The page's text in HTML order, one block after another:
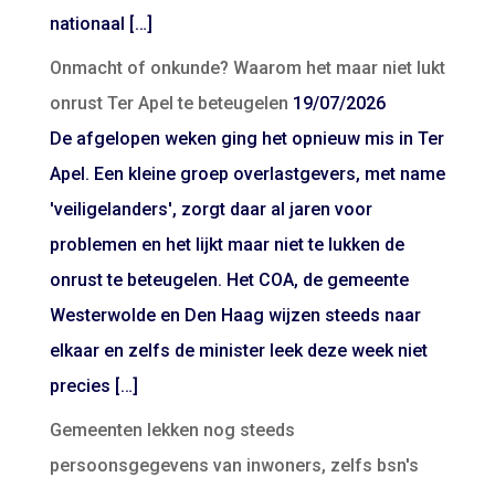
nationaal […]
Onmacht of onkunde? Waarom het maar niet lukt
onrust Ter Apel te beteugelen 19/07/2026
De afgelopen weken ging het opnieuw mis in Ter
Apel. Een kleine groep overlastgevers, met name
'veiligelanders', zorgt daar al jaren voor
problemen en het lijkt maar niet te lukken de
onrust te beteugelen. Het COA, de gemeente
Westerwolde en Den Haag wijzen steeds naar
elkaar en zelfs de minister leek deze week niet
precies […]
Gemeenten lekken nog steeds
persoonsgegevens van inwoners, zelfs bsn's